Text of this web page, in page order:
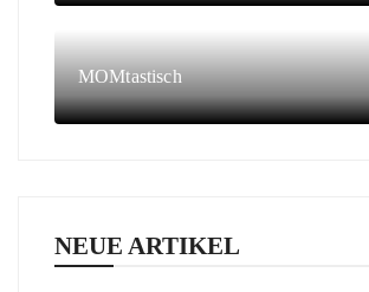
MOMtastisch
NEUE ARTIKEL